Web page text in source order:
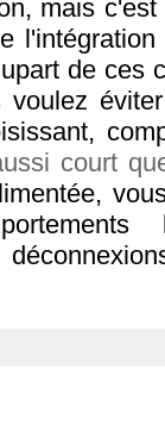
mais
de ces
court